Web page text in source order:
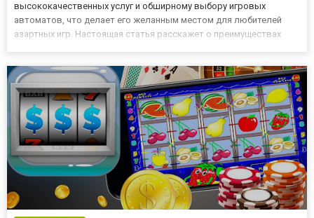
высококачественных услуг и обширному выбору игровых
автоматов, что делает его желанным местом для любителей
азартных игр. Настоящая статья расскажет о преимуществах
и о...